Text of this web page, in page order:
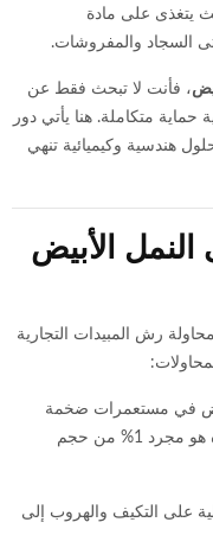
يتغذى على مادة
السجاد والمفروشات.
، فأنت لا تبحث فقط عن
متكاملة. هنا يأتي دور
هندسية وكيميائية تنهي
الأبيض
رش المبيدات التجارية
في مستعمرات ضخمة
تحت الأرض أو داخل الجدران، وما تراه هو مجرد 1% من حجم
على التكيف والهروب إلى